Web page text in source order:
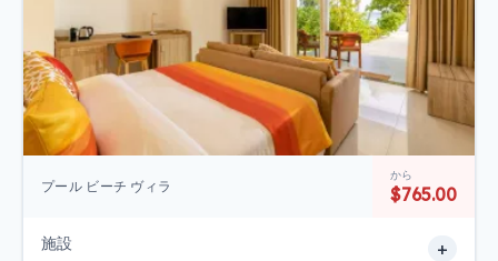
プール ビーチ ヴィラ
から
$765.00
施設 +